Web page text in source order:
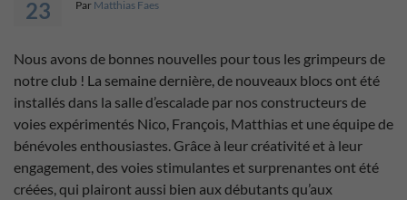
23 Par Matthias Faes
Nous avons de bonnes nouvelles pour tous les grimpeurs de
notre club ! La semaine dernière, de nouveaux blocs ont été
installés dans la salle d’escalade par nos constructeurs de
voies expérimentés Nico, François, Matthias et une équipe de
bénévoles enthousiastes. Grâce à leur créativité et à leur
engagement, des voies stimulantes et surprenantes ont été
créées, qui plairont aussi bien aux débutants qu’aux